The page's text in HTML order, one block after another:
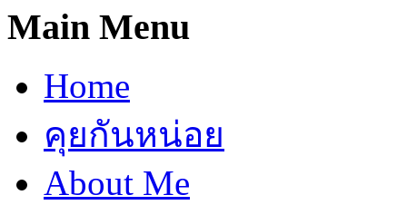
Main Menu
Home
คุยกันหน่อย
About Me